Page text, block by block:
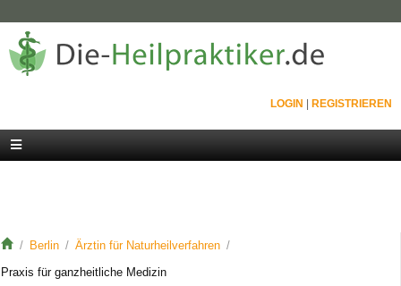
LOGIN REGISTRIEREN
Berlin
Ärztin für Naturheilverfahren
Praxis für ganzheitliche Medizin